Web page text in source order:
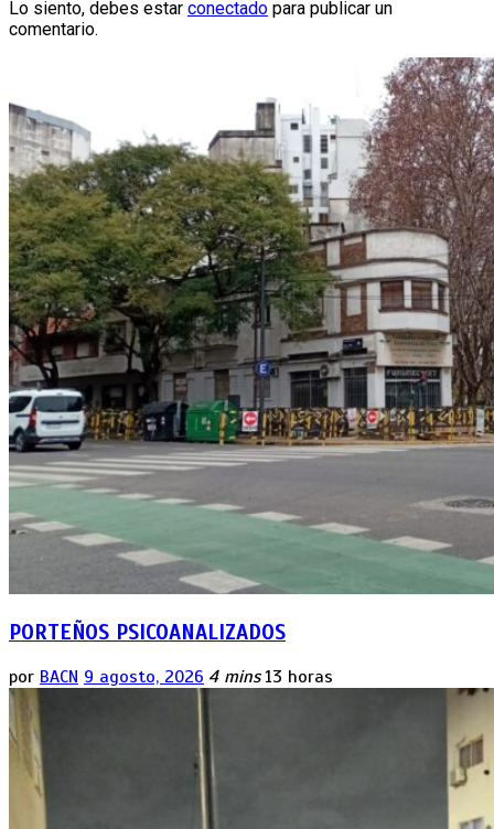
Lo siento, debes estar conectado para publicar un
comentario.
PORTEÑOS PSICOANALIZADOS
por BACN 9 agosto, 2026 4 mins 13 horas